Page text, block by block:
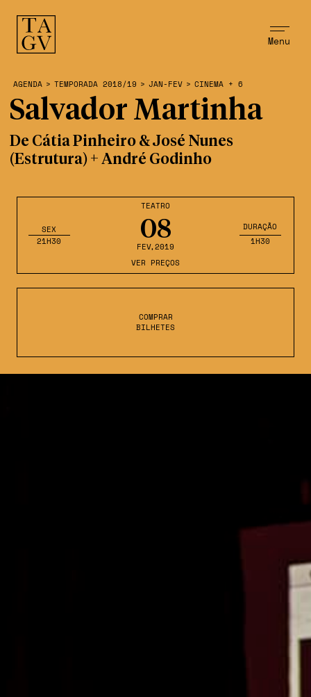
Menu
TEATRO
08
FEV,2019
SEX
21H30
DURAÇÃO
1H30
VER PREÇOS
COMPRAR
BILHETES
AGENDA > TEMPORADA 2018/19 > JAN-FEV > CINEMA + 6
Salvador Martinha
De Cátia Pinheiro & José Nunes
(Estrutura) + André Godinho